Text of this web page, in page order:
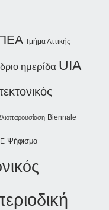
Τμήμα Αττικής
ημερίδα UIA
Biennale
Ψήφισμα